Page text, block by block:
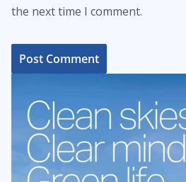
the next time I comment.